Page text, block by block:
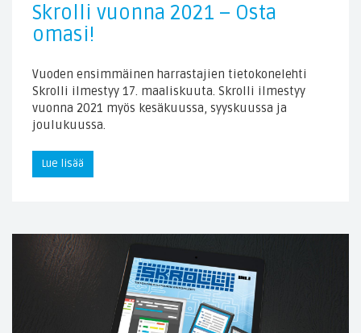
Skrolli vuonna 2021 – Osta
omasi!
Vuoden ensimmäinen harrastajien tietokonelehti
Skrolli ilmestyy 17. maaliskuuta. Skrolli ilmestyy
vuonna 2021 myös kesäkuussa, syyskuussa ja
joulukuussa.
Lue lisää